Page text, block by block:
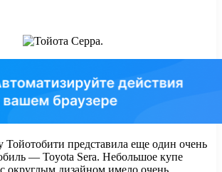
Тойотобити представила еще один очень
— Toyota Sera. Небольшое купе